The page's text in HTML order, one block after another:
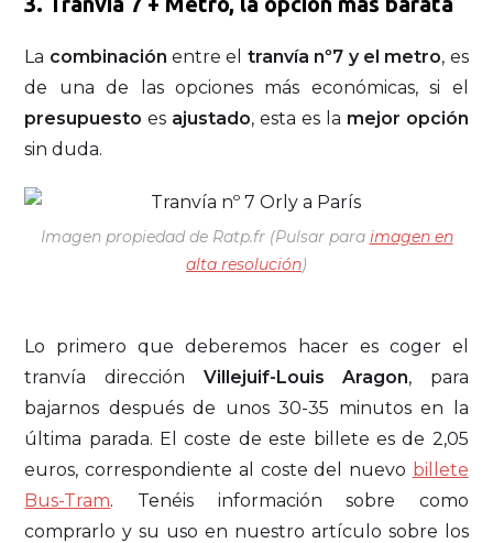
La combinación entre el tranvía nº7 y el metro, es
de una de las opciones más económicas, si el
presupuesto es ajustado, esta es la mejor opción
sin duda.
Imagen propiedad de Ratp.fr (Pulsar para imagen en
alta resolución)
Lo primero que deberemos hacer es coger el
tranvía dirección Villejuif-Louis Aragon, para
bajarnos después de unos 30-35 minutos en la
última parada. El coste de este billete es de 2,05
euros, correspondiente al coste del nuevo billete
Bus-Tram. Tenéis información sobre como
comprarlo y su uso en nuestro artículo sobre los